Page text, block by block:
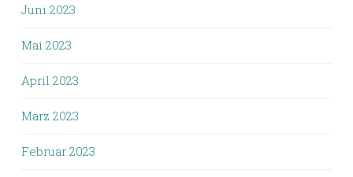
Juni 2023
Mai 2023
April 2023
März 2023
Februar 2023